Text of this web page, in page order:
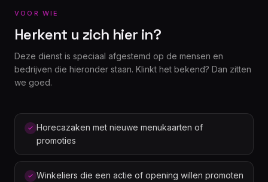
VOOR WIE
Herkent u zich hier in?
Deze dienst is speciaal afgestemd op de mensen en
bedrijven die hieronder staan. Klinkt het bekend? Dan zitten
we goed.
Horecazaken met nieuwe menukaarten of
promoties
Winkeliers die een actie of opening willen promoten